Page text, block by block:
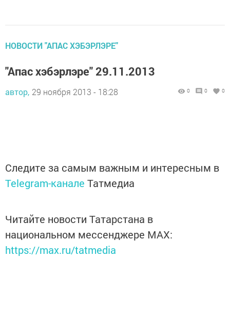
НОВОСТИ "АПАС ХЭБЭРЛЭРЕ"
"Апас хэбэрлэре" 29.11.2013
автор, 29 ноября 2013 - 18:28 0 0 0
Следите за самым важным и интересным в
Telegram-канале Татмедиа
Читайте новости Татарстана в
национальном мессенджере MАХ:
https://max.ru/tatmedia